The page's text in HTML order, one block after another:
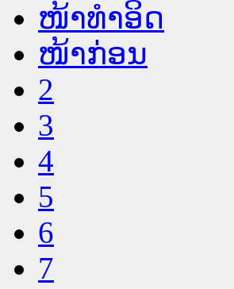
ໜ້າທໍາອິດ
ໜ້າກ່ອນ
2
3
4
5
6
7